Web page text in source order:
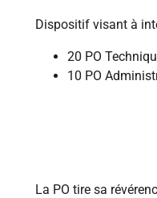
Dispositif visant à
20 PO
10 PO
La PO tire sa